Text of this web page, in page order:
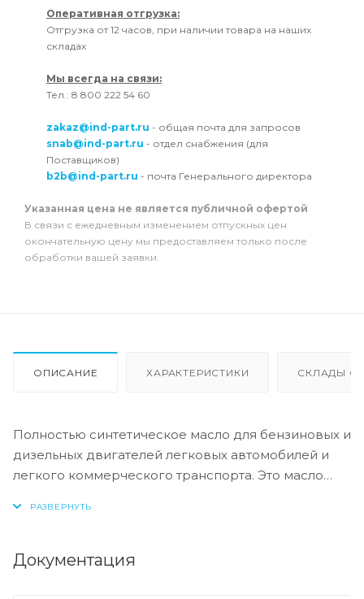
Оперативная отгрузка:
Отгрузка от 12 часов, при наличии товара на наших
складах
Мы всегда на связи:
Тел.: 8 800 222 54 60
zakaz@ind-part.ru - общая почта для запросов
snab@ind-part.ru - отдел снабжения (для
Поставщиков)
b2b@ind-part.ru - почта Генерального директора
Указанная цена не является публичной офертой
В связи с ежедневным изменением отпускных цен
окончательную цену мы предоставляем только после
обработки вашей заявки.
ОПИСАНИЕ ХАРАКТЕРИСТИКИ СКЛАДЫ
Полностью синтетическое масло для бензиновых и
дизельных двигателей легковых автомобилей и
легкого коммерческого транспорта. Это масло
форсунками, а также в моторах с прямым
Документация